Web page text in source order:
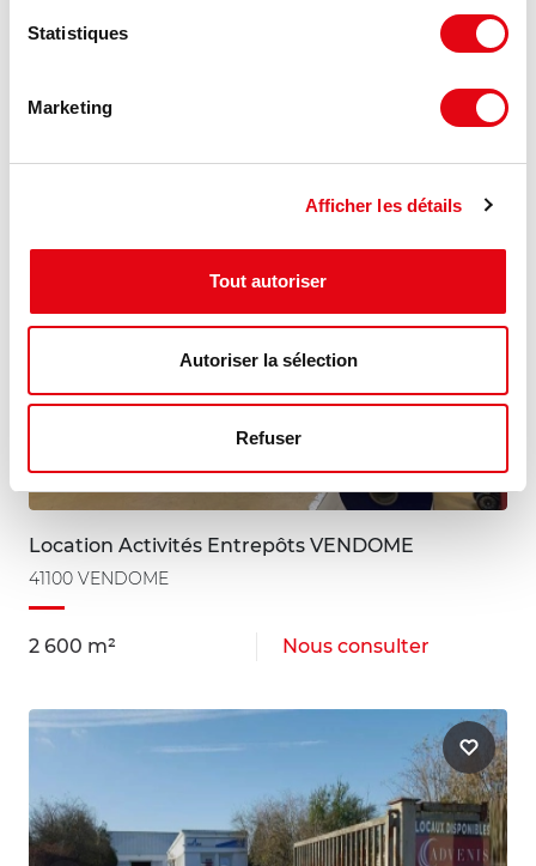
Statistiques
Marketing
Afficher les détails
Tout autoriser
Autoriser la sélection
Refuser
l'ardoise, 41700 COUR CHEVERNY
200 m²
Location Activités Entrepôts VENDOME
41100 VENDOME
2 600 m² Nous consulter